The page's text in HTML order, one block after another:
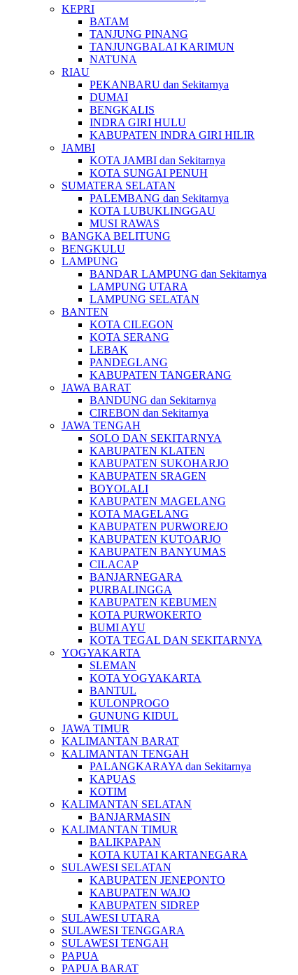
KEPRI
BATAM
TANJUNG PINANG
TANJUNGBALAI KARIMUN
NATUNA
RIAU
PEKANBARU dan Sekitarnya
DUMAI
BENGKALIS
INDRA GIRI HULU
KABUPATEN INDRA GIRI HILIR
JAMBI
KOTA JAMBI dan Sekitarnya
KOTA SUNGAI PENUH
SUMATERA SELATAN
PALEMBANG dan Sekitarnya
KOTA LUBUKLINGGAU
MUSI RAWAS
BANGKA BELITUNG
BENGKULU
LAMPUNG
BANDAR LAMPUNG dan Sekitarnya
LAMPUNG UTARA
LAMPUNG SELATAN
BANTEN
KOTA CILEGON
KOTA SERANG
LEBAK
PANDEGLANG
KABUPATEN TANGERANG
JAWA BARAT
BANDUNG dan Sekitarnya
CIREBON dan Sekitarnya
JAWA TENGAH
SOLO DAN SEKITARNYA
KABUPATEN KLATEN
KABUPATEN SUKOHARJO
KABUPATEN SRAGEN
BOYOLALI
KABUPATEN MAGELANG
KOTA MAGELANG
KABUPATEN PURWOREJO
KABUPATEN KUTOARJO
KABUPATEN BANYUMAS
CILACAP
BANJARNEGARA
PURBALINGGA
KABUPATEN KEBUMEN
KOTA PURWOKERTO
BUMI AYU
KOTA TEGAL DAN SEKITARNYA
YOGYAKARTA
SLEMAN
KOTA YOGYAKARTA
BANTUL
KULONPROGO
GUNUNG KIDUL
JAWA TIMUR
KALIMANTAN BARAT
KALIMANTAN TENGAH
PALANGKARAYA dan Sekitarnya
KAPUAS
KOTIM
KALIMANTAN SELATAN
BANJARMASIN
KALIMANTAN TIMUR
BALIKPAPAN
KOTA KUTAI KARTANEGARA
SULAWESI SELATAN
KABUPATEN JENEPONTO
KABUPATEN WAJO
KABUPATEN SIDREP
SULAWESI UTARA
SULAWESI TENGGARA
SULAWESI TENGAH
PAPUA
PAPUA BARAT